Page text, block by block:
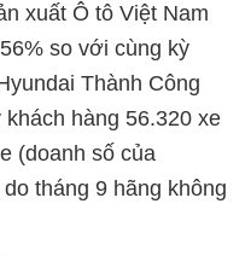
xuất Ô tô Việt Nam
so với cùng kỳ
Thành Công
hàng 56.320 xe
(doanh số của
tháng 9 hãng không